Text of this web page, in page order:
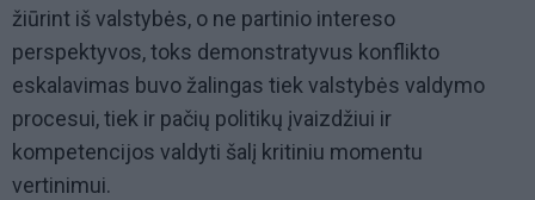
žiūrint iš valstybės, o ne partinio intereso
perspektyvos, toks demonstratyvus konflikto
eskalavimas buvo žalingas tiek valstybės valdymo
procesui, tiek ir pačių politikų įvaizdžiui ir
kompetencijos valdyti šalį kritiniu momentu
vertinimui.